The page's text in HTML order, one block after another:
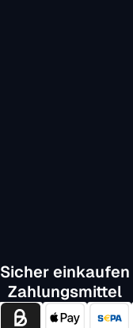
Sicher einkaufen
Zahlungsmittel